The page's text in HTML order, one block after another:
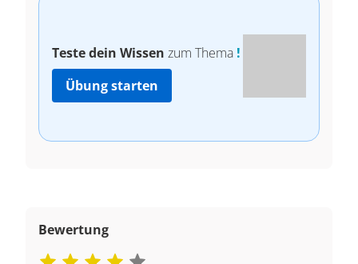
Teste dein Wissen zum Thema !
Übung starten
Bewertung